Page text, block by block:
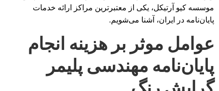
موسسه کیو آرتیکل، یکی از معتبرترین مراکز ارائه خدمات
پایان‌نامه در ایران، آشنا می‌شویم.
عوامل موثر بر هزینه انجام
پایان‌نامه مهندسی پلیمر